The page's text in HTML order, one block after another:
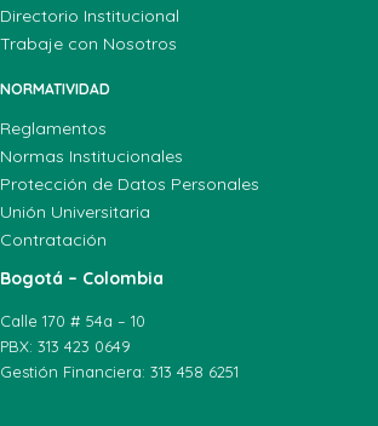
Directorio Institucional
Trabaje con Nosotros
NORMATIVIDAD
Reglamentos
Normas Institucionales
Protección de Datos Personales
Unión Universitaria
Contratación
Bogotá – Colombia
Calle 170 # 54a – 10
PBX: 313 423 0649
Gestión Financiera: 313 458 6251